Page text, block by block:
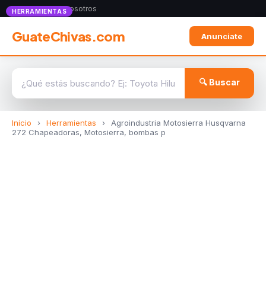
Anunciate con nosotros
GuateChivas.com Anunciate
🔍 Buscar
Inicio › Herramientas ›
Agroindustria Motosierra Husqvarna
272 Chapeadoras, Motosierra, bombas p
HERRAMIENTAS